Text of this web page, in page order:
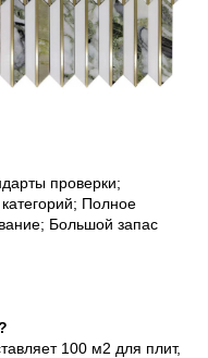
проверки;
Полное
Большой запас
100 м2 для плит,